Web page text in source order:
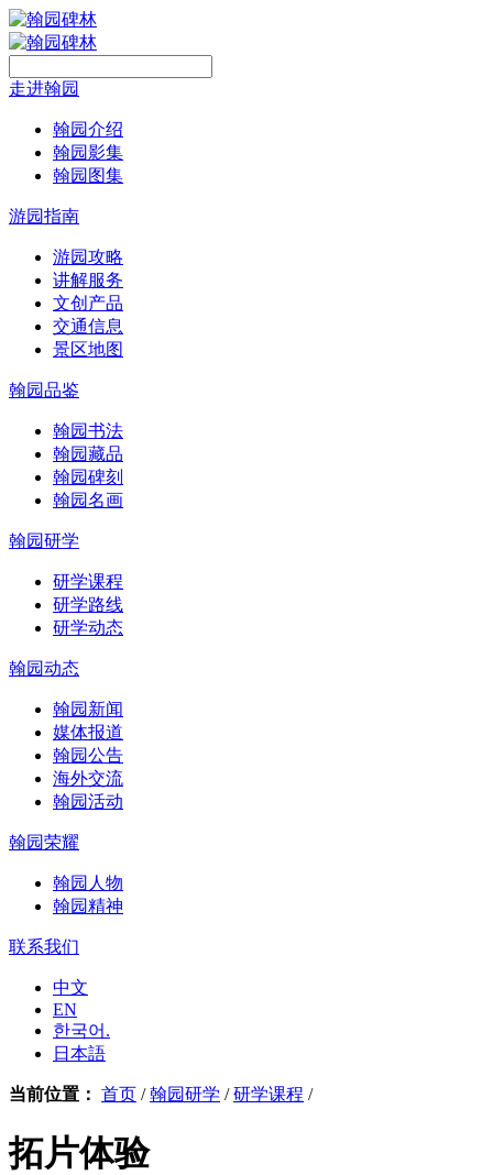
走进翰园
翰园介绍
翰园影集
翰园图集
游园指南
游园攻略
讲解服务
文创产品
交通信息
景区地图
翰园品鉴
翰园书法
翰园藏品
翰园碑刻
翰园名画
翰园研学
研学课程
研学路线
研学动态
翰园动态
翰园新闻
媒体报道
翰园公告
海外交流
翰园活动
翰园荣耀
翰园人物
翰园精神
联系我们
中文
EN
한국어.
日本語
当前位置： 首页 / 翰园研学 / 研学课程 /
拓片体验